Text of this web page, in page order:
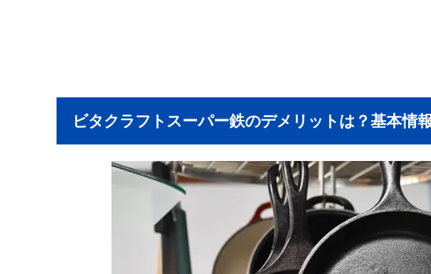
ビタクラフトスーパー鉄のデメリットは？基本情